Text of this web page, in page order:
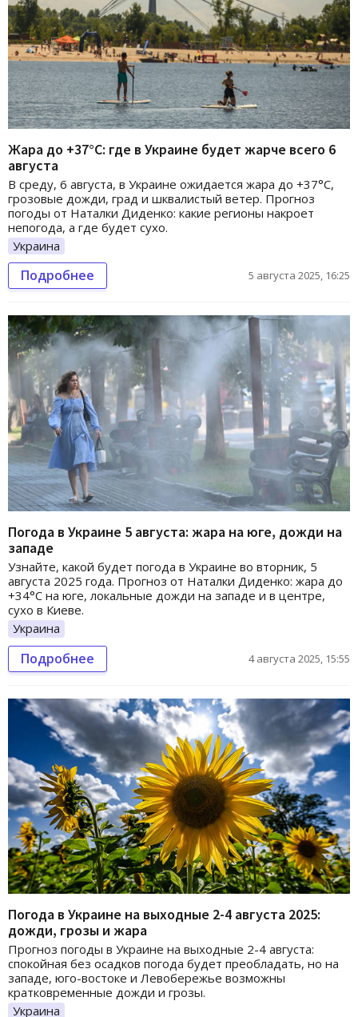
Жара до +37°C: где в Украине будет жарче всего 6
августа
В среду, 6 августа, в Украине ожидается жара до +37°C,
грозовые дожди, град и шквалистый ветер. Прогноз
погоды от Наталки Диденко: какие регионы накроет
непогода, а где будет сухо.
Украина
Подробнее 5 августа 2025, 16:25
Погода в Украине 5 августа: жара на юге, дожди на
западе
Узнайте, какой будет погода в Украине во вторник, 5
августа 2025 года. Прогноз от Наталки Диденко: жара до
+34°C на юге, локальные дожди на западе и в центре,
сухо в Киеве.
Украина
Подробнее 4 августа 2025, 15:55
Погода в Украине на выходные 2-4 августа 2025:
дожди, грозы и жара
Прогноз погоды в Украине на выходные 2-4 августа:
спокойная без осадков погода будет преобладать, но на
западе, юго-востоке и Левобережье возможны
кратковременные дожди и грозы.
Украина